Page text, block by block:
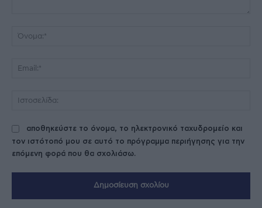
αποθηκεύστε το όνομα, το ηλεκτρονικό ταχυδρομείο και
τον ιστότοπό μου σε αυτό το πρόγραμμα περιήγησης για την
επόμενη φορά που θα σχολιάσω.